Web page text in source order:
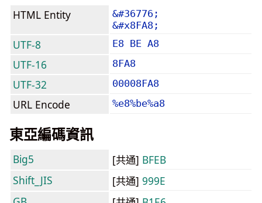
HTML Entity
&#36776;
&#x8FA8;
UTF-8 E8 BE A8
UTF-16 8FA8
UTF-32 00008FA8
URL Encode %e8%be%a8
東亞編碼資訊
Big5 [共通] BFEB
Shift_JIS
[共通] 999E